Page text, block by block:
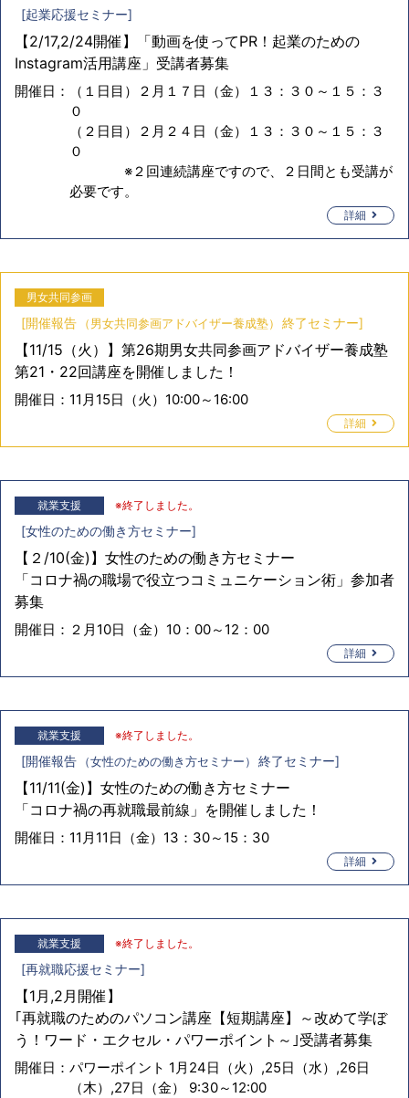
[起業応援セミナー]
【2/17,2/24開催】「動画を使ってPR！起業のための
Instagram活用講座」受講者募集
開催日：
（１日目）２月１７日（金）１３：３０～１５：３
０
（２日目）２月２４日（金）１３：３０～１５：３
０
※２回連続講座ですので、２日間とも受講が
必要です。
詳細
男女共同参画
[開催報告 男女共同参画アドバイザー養成塾 終了セミナー]
【11/15（火）】第26期男女共同参画アドバイザー養成塾
第21・22回講座を開催しました！
開催日： 11月15日（火）10:00～16:00
詳細
就業支援 ※終了しました。
[女性のための働き方セミナー]
【２/10(金)】女性のための働き方セミナー
「コロナ禍の職場で役立つコミュニケーション術」参加者
募集
開催日： ２月10日（金）10：00～12：00
詳細
就業支援 ※終了しました。
[開催報告 女性のための働き方セミナー 終了セミナー]
【11/11(金)】女性のための働き方セミナー
「コロナ禍の再就職最前線」を開催しました！
開催日： 11月11日（金）13：30～15：30
詳細
就業支援 ※終了しました。
[再就職応援セミナー]
【1月,2月開催】
｢再就職のためのパソコン講座【短期講座】～改めて学ぼ
う！ワード・エクセル・パワーポイント～｣受講者募集
開催日： パワーポイント 1月24日（火）,25日（水）,26日
（木）,27日（金） 9:30～12:00